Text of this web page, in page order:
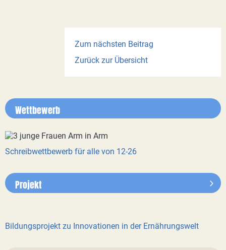
Zum nächsten Beitrag
Zurück zur Übersicht
Wettbewerb
Schreibwettbewerb für alle von 12-26
Projekt
Bildungsprojekt zu Innovationen in der Ernährungswelt